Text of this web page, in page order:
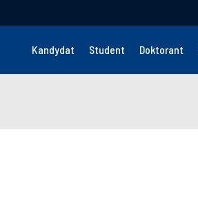
Kandydat Student Doktorant